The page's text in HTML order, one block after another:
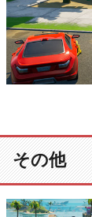
その他